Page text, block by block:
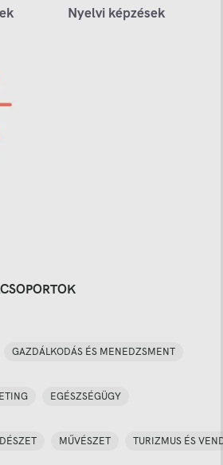
Nyelvi képzések
GAZDÁLKODÁS ÉS MENEDZSMENT
EGÉSZSÉGÜGY
MŰVÉSZET TURIZMUS ÉS